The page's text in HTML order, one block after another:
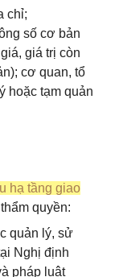
chỉ;
số cơ bản
giá trị còn
cơ quan, tổ
hoặc tạm quản
hạ tầng giao
quyền:
quản lý, sử
Nghị định
pháp luật